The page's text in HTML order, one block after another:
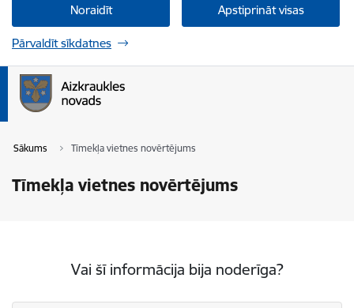
Noraidīt Apstiprināt visas
Pārvaldīt sīkdatnes
Sākums Tīmekļa vietnes novērtējums
Tīmekļa vietnes novērtējums
Vai šī informācija bija noderīga?